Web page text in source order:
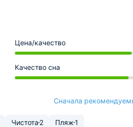
Цена/качество
Качество сна
Сначала
Чистота 2 Пляж1